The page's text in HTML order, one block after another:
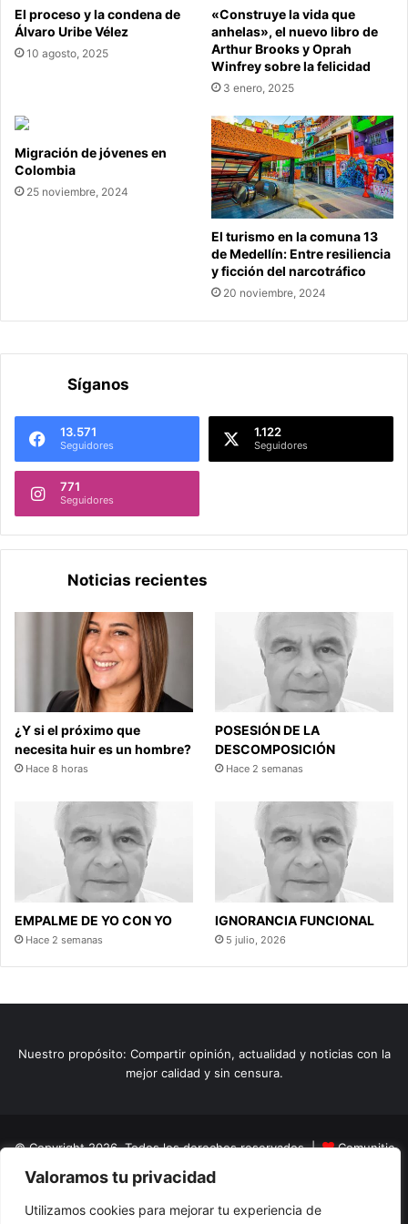
Valoramos tu privacidad
Utilizamos cookies para mejorar tu experiencia de
El proceso y la condena de
Álvaro Uribe Vélez
10 agosto, 2025
«Construye la vida que
anhelas», el nuevo libro de
Arthur Brooks y Oprah
Winfrey sobre la felicidad
3 enero, 2025
Migración de jóvenes en
Colombia
25 noviembre, 2024
El turismo en la comuna 13
de Medellín: Entre resiliencia
y ficción del narcotráfico
20 noviembre, 2024
Síganos
13.571
Seguidores
1.122
Seguidores
771
Seguidores
Noticias recientes
¿Y si el próximo que
necesita huir es un hombre?
Hace 8 horas
POSESIÓN DE LA
DESCOMPOSICIÓN
Hace 2 semanas
EMPALME DE YO CON YO
Hace 2 semanas
IGNORANCIA FUNCIONAL
5 julio, 2026
Nuestro propósito: Compartir opinión, actualidad y noticias con la
mejor calidad y sin censura.
© Copyright 2026, Todos los derechos reservados |
Comunitic
SAS BICNit 901228106
Home
Actualidad Variedades Opinion Turismo